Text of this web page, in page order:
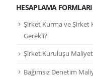
HESAPLAMA FORMLARI
Şirket Kurma ve Şirket
Gerekli?
Şirket Kuruluşu
Bağımsız Denetim